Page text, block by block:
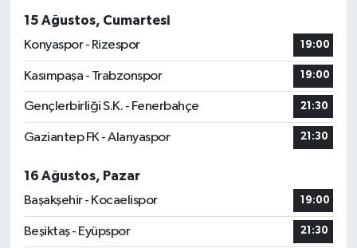
15 Ağustos, Cumartesi
Konyaspor - Rizespor
19:00
Kasımpaşa - Trabzonspor 19:00
Gençlerbirliği S.K. - Fenerbahçe 21:30
Gaziantep FK - Alanyaspor 21:30
16 Ağustos, Pazar
Başakşehir - Kocaelispor
19:00
Beşiktaş - Eyüpspor 21:30